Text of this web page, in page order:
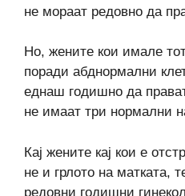
не мораат редовно да
Но, жените кои имале
поради абднормални
еднаш годишно да
не имаат три нормални
Кај жените кај кои е
не и грлото на матката,
редовни годишни